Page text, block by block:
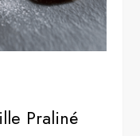
Praliné